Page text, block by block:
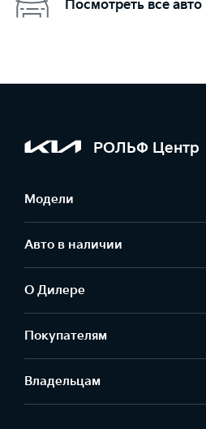
Посмотреть все авто
РОЛЬФ Центр
Модели
Авто в наличии
О Дилере
Покупателям
Владельцам